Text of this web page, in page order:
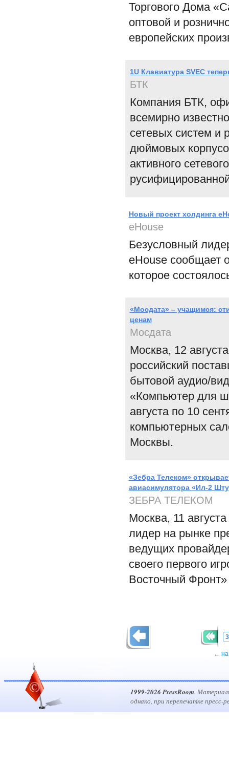
Торгового Дома
оптовой и
европейских
1U Клавиатура SVEC
БТК
Компания БТК,
всемирно
сетевых систем и
дюймовых
активного
Новый проект холдинга
eHouse
Безусловный
eHouse сообщает
которое
«Мосдата» – учащимся:
ценам
Мосдата
Москва, 12
российский
бытовой аудио/
«Компьютер для
августа по 10
компьютерных
Москвы.
«Зебра Телеком»
авиасимулятора «Ил-2
ЗЕБРА ТЕЛЕКОМ
Москва, 11
лидер на рынке
ведущих
своего первого
Восточный
← на
1999-2026 PressRoom.
однако, при перепечатке пресс-